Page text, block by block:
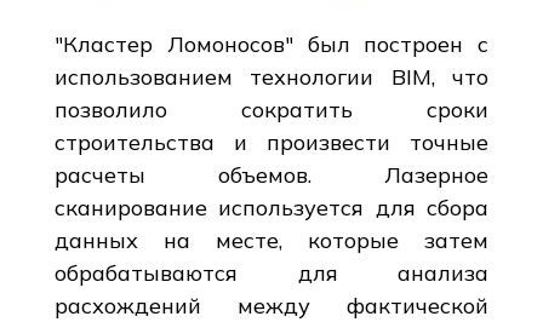
"Кластер Ломоносов" был построен с
использованием технологии BIM, что
позволило сократить сроки
строительства и произвести точные
расчеты объемов. Лазерное
сканирование используется для сбора
данных на месте, которые затем
обрабатываются для анализа
расхождений между фактической